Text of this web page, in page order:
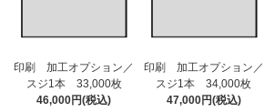
印刷 加工オプション／
スジ1本 33,000枚
46,000円(税込)
印刷 加工オプション／
スジ1本 34,000枚
47,000円(税込)